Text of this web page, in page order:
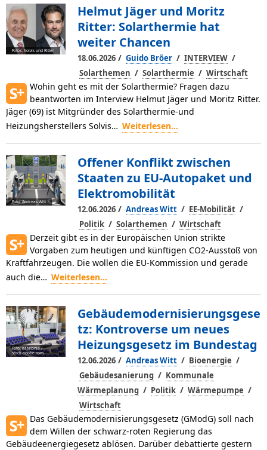
Fotos: Solvis und Ritter
Helmut Jäger und Moritz
Ritter: Solarthermie hat
weiter Chancen
18.06.2026 / Guido Bröer / INTERVIEW /
Solarthemen / Solarthermie / Wirtschaft
Wohin geht es mit der Solarthermie? Fragen dazu
beantworten im Interview Helmut Jäger und Moritz Ritter.
Jäger (69) ist Mitgründer des Solarthermie-und
Heizungsherstellers Solvis… Weiterlesen...
Foto: Andreas Witt
Offener Konflikt zwischen
Staaten zu EU-Autopaket und
Elektromobilität
12.06.2026 / Andreas Witt / EE-Mobilität /
Politik / Solarthemen / Wirtschaft
Derzeit gibt es in der Europäischen Union strikte
Vorgaben zum heutigen und künftigen CO2-Ausstoß von
Kraftfahrzeugen. Die wollen die EU-Kommission und gerade
auch die… Weiterlesen...
Foto: katatonia /
stock.adobe.com
Gebäudemodernisierungsgese
tz: Kontroverse um neues
Heizungsgesetz im Bundestag
12.06.2026 / Andreas Witt / Bioenergie /
Gebäudesanierung / Kommunale
Wärmeplanung / Politik / Wärmepumpe /
Wirtschaft
Das Gebäudemodernisierungsgesetz (GModG) soll nach
dem Willen der schwarz-roten Regierung das
Gebäudeenergiegesetz ablösen. Darüber debattierte gestern